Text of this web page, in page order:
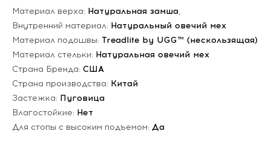
Материал верха: Натуральная замша,
Внутренний материал: Натуральный овечий мех
Материал подошвы: Treadlite by UGG™ (нескользящая)
Материал стельки: Натуральная овечий мех
Страна Бренда: США
Страна производства: Китай
Застежка: Пуговица
Влагостойкие: Нет
Для стопы с высоким подъемом: Да